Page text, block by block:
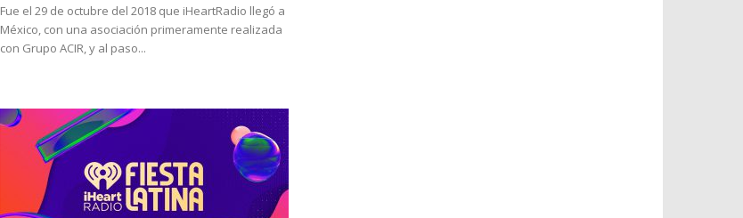
Fue el 29 de octubre del 2018 que iHeartRadio llegó a
México, con una asociación primeramente realizada
con Grupo ACIR, y al paso...